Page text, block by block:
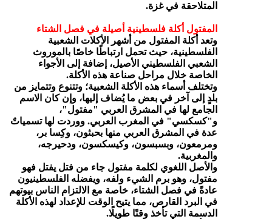
المتلاحقة في غزة.
المفتول أكلة فلسطينية أصيلة في فصل الشتاء
وتعد أكلة المفتول من أشهر الأكلات الشعبية
الفلسطينية، حيث تحمل ارتباطًا خاصًا بالموروث
الشعبي الفلسطيني الأصيل، إضافة إلى الأجواء
الخاصة خلال مراحل صناعة هذه الأكلة.
وتختلف أسماء هذه الأكلة الشعبية؛ وتتنوع وتتمايز من
بلدٍ إلى آخر في بعض ما يُضاف إليها، وإن كان الاسم
الجامع لها في المشرق العربي "مفتول"،
و"كسكسي" في المغرب العربي. ووردت لها تسمياتٌ
عدة في المشرق العربي منها بحبثون، وكِسا بر،
ومرمعون، وبسبسون، وكيسكسون، ودحيرجه،
والمغربية.
والأصل اللغوي لكلمة مفتول جاء من فتل يفتل فهو
مفتول، وهو برم الشيء ولفه، ويفضله الفلسطينيون
عادةً في فصل الشتاء، خاصة مع الالتزام الناس بيوتهم
في البرد القارص، مما يتيح الوقت للإعداد لهذه الأكلة
الدسمة التي تأخذ وقتًا طويلًا.